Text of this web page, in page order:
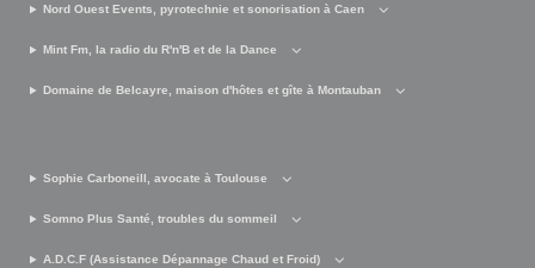
Nord Ouest Events, pyrotechnie et sonorisation à Caen
Mint Fm, la radio du R'n'B et de la Dance
Domaine de Belcayre, maison d'hôtes et gîte à Montauban
Sophie Carboneill, avocate à Toulouse
Somno Plus Santé, troubles du sommeil
A.D.C.F (Assistance Dépannage Chaud et Froid)